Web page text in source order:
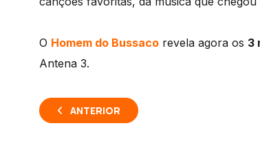
O Homem do Bussaco revela agora os 3
Antena 3.
ANTERIOR